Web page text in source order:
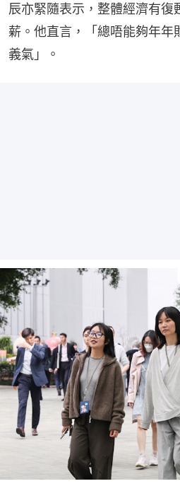
辰亦緊隨表示，整體經濟有復
薪。他直言，「總唔能夠年年
義氣」。